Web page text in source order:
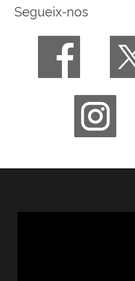
Segueix-nos